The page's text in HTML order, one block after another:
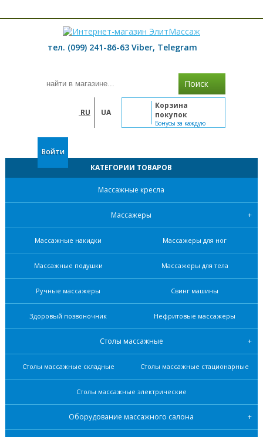
тел. (099) 241-86-63 Viber, Telegram
Поиск
RU UA
Корзина
покупок
Бонусы за каждую
покупку
Войти
КАТЕГОРИИ ТОВАРОВ
Массажные кресла
Массажеры
Массажные накидки Массажеры для ног
Массажные подушки Массажеры для тела
Ручные массажеры Свинг машины
Здоровый позвоночник Нефритовые масcажеры
Столы массажные
Столы массажные складные Столы массажные стационарные
Столы массажные электрические
Оборудование массажного салона